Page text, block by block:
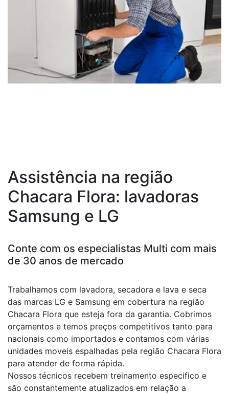
Assistência na região
Chacara Flora: lavadoras
Samsung e LG
Conte com os especialistas Multi com mais
de 30 anos de mercado
Trabalhamos com lavadora, secadora e lava e seca
das marcas LG e Samsung em cobertura na região
Chacara Flora que esteja fora da garantia. Cobrimos
orçamentos e temos preços competitivos tanto para
nacionais como importados e contamos com várias
unidades moveis espalhadas pela região Chacara Flora
para atender de forma rápida.
Nossos técnicos recebem treinamento especifico e
são constantemente atualizados em relação a